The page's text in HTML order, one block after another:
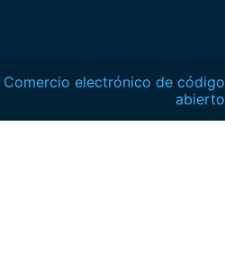
Comercio electrónico de código
abierto